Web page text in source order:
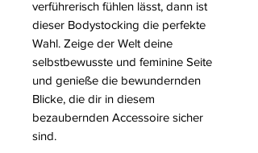
verführerisch fühlen lässt, dann ist
dieser Bodystocking die perfekte
Wahl. Zeige der Welt deine
selbstbewusste und feminine Seite
und genieße die bewundernden
Blicke, die dir in diesem
bezaubernden Accessoire sicher
sind.